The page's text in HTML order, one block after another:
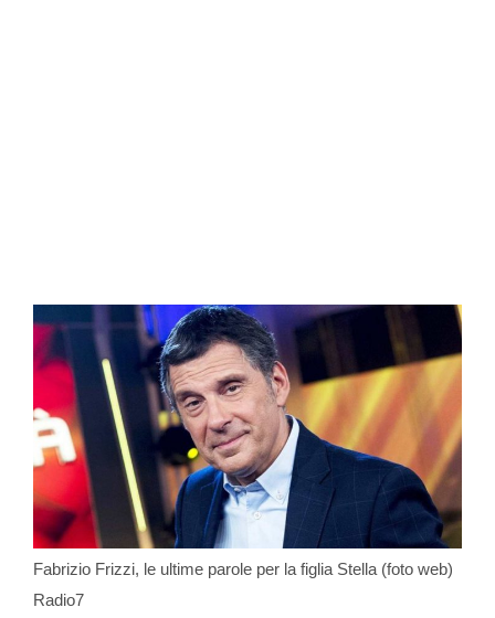
Fabrizio Frizzi, le ultime parole per la figlia Stella (foto web)
Radio7